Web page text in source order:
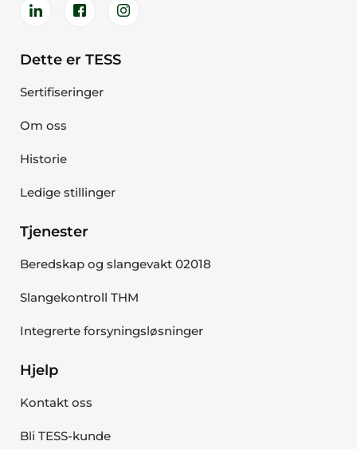
Dette er TESS
Sertifiseringer
Om oss
Historie
Ledige stillinger
Tjenester
Beredskap og slangevakt 02018
Slangekontroll THM
Integrerte forsyningsløsninger
Hjelp
Kontakt oss
Bli TESS-kunde